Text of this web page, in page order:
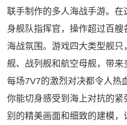
联手制作的多人海战手游。
身舰队指挥官，操作超过百
海战氛围。游戏四大类型舰只
舰、战列舰和航空母舰，带来
每场7V7的激烈对决都令人热
你能切身感受到海上对抗的
别的精美画面和细致的建模，